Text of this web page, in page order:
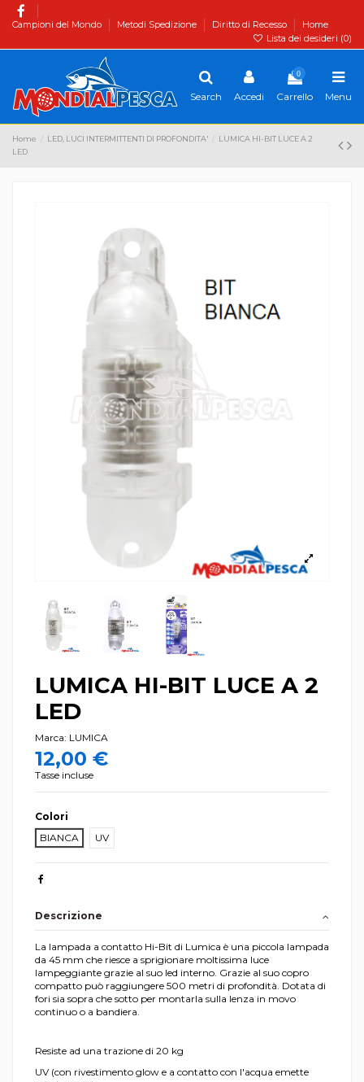
Campioni del Mondo Metodi Spedizione Diritto di Recesso
Home
Lista dei desideri (0)
Search Accedi
0
Carrello Menu
Home LED, LUCI INTERMITTENTI DI PROFONDITA'
LUMICA HI-BIT LUCE A 2
LED
LUMICA HI-BIT LUCE A 2
LED
Marca: LUMICA
12,00 €
Tasse incluse
Colori
BIANCA
UV
Descrizione
La lampada a contatto Hi-Bit di Lumica è una piccola lampada
da 45 mm che riesce a sprigionare moltissima luce
lampeggiante grazie al suo led interno. Grazie al suo copro
compatto può raggiungere 500 metri di profondità. Dotata di
fori sia sopra che sotto per montarla sulla lenza in movo
continuo o a bandiera.
Resiste ad una trazione di 20 kg
UV (con rivestimento glow e a contatto con l'acqua emette